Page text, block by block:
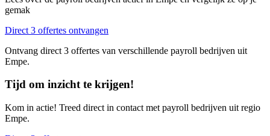
gemak
Direct 3 offertes ontvangen
Ontvang direct 3 offertes van verschillende payroll bedrijven uit
Empe.
Tijd om inzicht te krijgen!
Kom in actie! Treed direct in contact met payroll bedrijven uit regio
Empe.